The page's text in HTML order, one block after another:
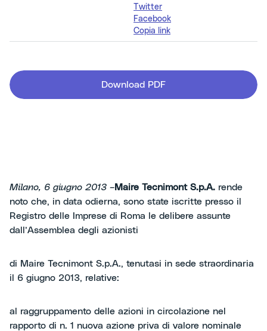
Twitter
Facebook
Copia link
Download PDF
Milano, 6 giugno 2013 –Maire Tecnimont S.p.A. rende
noto che, in data odierna, sono state iscritte presso il
Registro delle Imprese di Roma le delibere assunte
dall’Assemblea degli azionisti
di Maire Tecnimont S.p.A., tenutasi in sede straordinaria
il 6 giugno 2013, relative:
al raggruppamento delle azioni in circolazione nel
rapporto di n. 1 nuova azione priva di valore nominale